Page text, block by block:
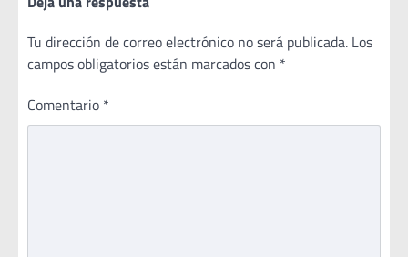
Tu dirección de correo electrónico no será publicada. Los
campos obligatorios están marcados con *
Comentario *